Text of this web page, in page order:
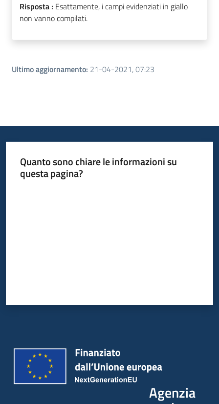
Risposta : Esattamente, i campi evidenziati in giallo
non vanno compilati.
Ultimo aggiornamento: 21-04-2021, 07:23
Quanto sono chiare le informazioni su
questa pagina?
Agenzia